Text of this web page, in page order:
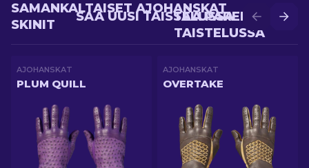
SAA PAREMPI
TAISTELUSSA
SAA UUSI TAISTELUSSA
SAMANKALTAISET AJOHANSKAT
SKINIT
AJOHANSKAT
PLUM QUILL
AJOHANSKAT
OVERTAKE